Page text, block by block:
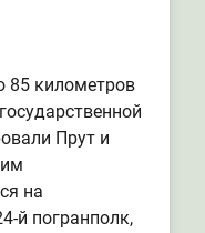
85 километров
Прут и
на
й погранполк,